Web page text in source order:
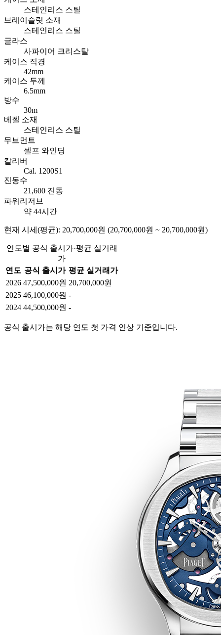
스테인리스 스틸
브레이슬릿 소재
스테인리스 스틸
글라스
사파이어 크리스탈
케이스 직경
42mm
케이스 두께
6.5mm
방수
30m
베젤 소재
스테인리스 스틸
무브먼트
셀프 와인딩
칼리버
Cal. 1200S1
진동수
21,600 진동
파워리저브
약 44시간
현재 시세(평균): 20,700,000원 (20,700,000원 ~ 20,700,000원)
연도별 공식 출시가·평균 실거래
가
연도 공식 출시가 평균 실거래가
2026 47,500,000원 20,700,000원
2025 46,100,000원 -
2024 44,500,000원 -
공식 출시가는 해당 연도 첫 가격 인상 기준입니다.